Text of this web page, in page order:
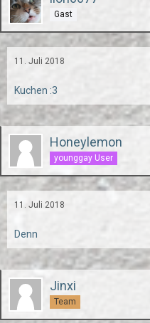
Gast
11. Juli 2018
Kuchen :3
Honeylemon
younggay User
11. Juli 2018
Denn
Jinxi
Team